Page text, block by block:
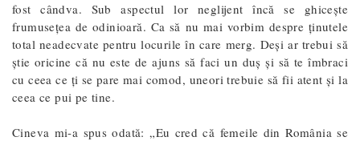
fost cândva. Sub aspectul lor neglijent încă se ghicește
frumusețea de odinioară. Ca să nu mai vorbim despre ținutele
total neadecvate pentru locurile în care merg. Deși ar trebui să
știe oricine că nu este de ajuns să faci un duș și să te îmbraci
cu ceea ce ți se pare mai comod, uneori trebuie să fii atent și la
ceea ce pui pe tine.
Cineva mi-a spus odată: „Eu cred că femeile din România se